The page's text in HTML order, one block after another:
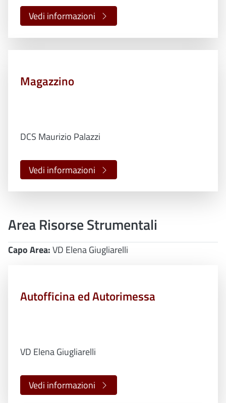
Vedi informazioni
Magazzino
DCS Maurizio Palazzi
Vedi informazioni
Area Risorse Strumentali
Capo Area:VD Elena Giugliarelli
Autofficina ed Autorimessa
VD Elena Giugliarelli
Vedi informazioni